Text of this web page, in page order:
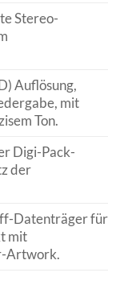
Stereo-
Auflösung,
mit
Ton.
Digi-Pack-
der
Datenträger für
mit
Artwork.